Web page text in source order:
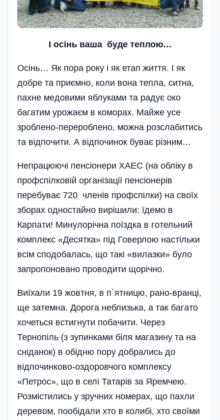
І осінь ваша буде теплою…
Осінь… Як пора року і як етап життя. І як
добре та приємно, коли вона тепла, ситна,
пахне медовими яблуками та радує око
багатим урожаєм в коморах. Майже усе
зроблено-перероблено, можна розслабитись
та відпочити. А відпочинок буває різним…
Непрацюючі пенсіонери ХАЕС (на обліку в
профспілковій організації пенсіонерів
перебуває 720 членів профспілки) на своїх
зборах одностайно вирішили: їдемо в
Карпати! Минулорічна поїздка в готельний
комплекс «Десятка» під Говерлою настільки
всім сподобалась, що такі «вилазки» було
запропоновано проводити щорічно.
Виїхали 19 жовтня, в п`ятницю, рано-вранці,
ще затемна. Дорога неблизька, а так багато
хочеться встигнути побачити. Через
Тернопіль (з зупинками біля магазину та на
сніданок) в обідню пору добрались до
відпочинково-оздоровчого комплексу
«Петрос», що в селі Татарів за Яремчею.
Розмістились у зручних номерах, що пахли
деревом, пообідали хто в колибі, хто своїми